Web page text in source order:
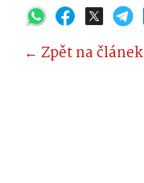
← Zpět na článek